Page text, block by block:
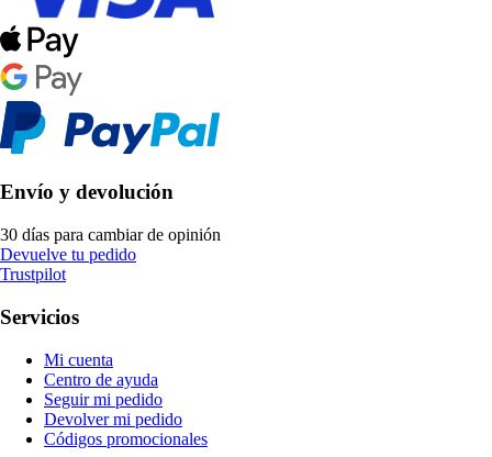
Envío y devolución
30 días para cambiar de opinión
Devuelve tu pedido
Trustpilot
Servicios
Mi cuenta
Centro de ayuda
Seguir mi pedido
Devolver mi pedido
Códigos promocionales